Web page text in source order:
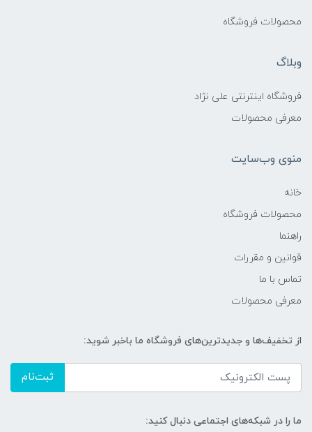
محصولات فروشگاه
وبلاگ
فروشگاه اینترنتی علی نژاد
معرفی محصولات
منوی وب‌سایت
خانه
محصولات فروشگاه
راهنما
قوانین و مقررات
تماس با ما
معرفی محصولات
از تخفیف‌ها و جدیدترین‌های فروشگاه ما باخبر شوید:
ثبت‌نام
ما را در شبکه‌های اجتماعی دنبال کنید: